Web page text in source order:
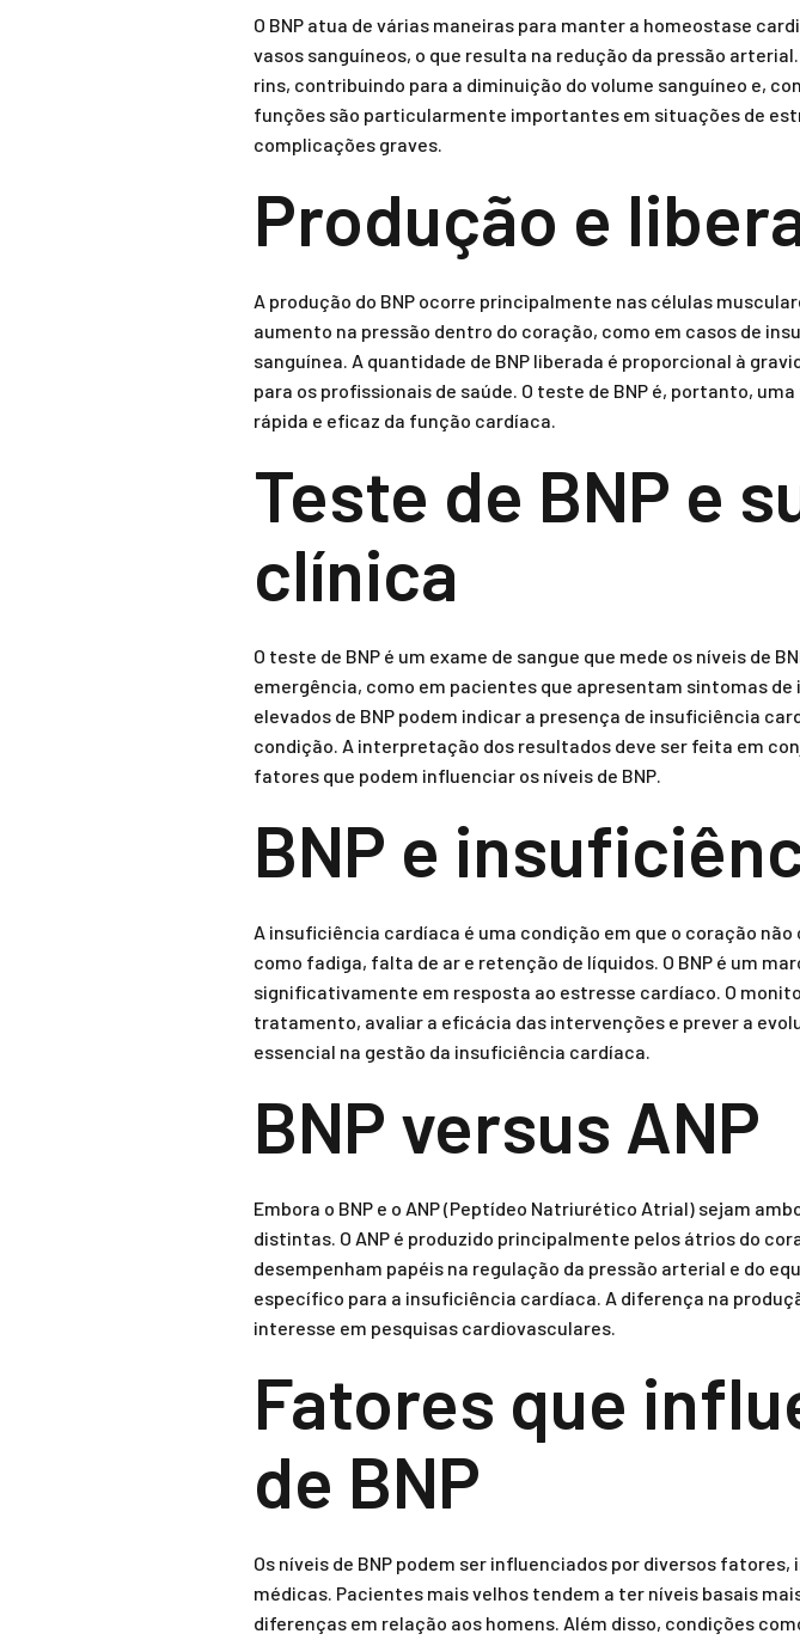
O BNP atua de várias maneiras para manter a homeostase
vasos sanguíneos, o que resulta na redução da pressão
rins, contribuindo para a diminuição do volume sanguíneo e,
funções são particularmente importantes em situações de
complicações graves.
Produção e
A produção do BNP ocorre principalmente nas células
aumento na pressão dentro do coração, como em casos de
sanguínea. A quantidade de BNP liberada é proporcional à
para os profissionais de saúde. O teste de BNP é, portanto,
rápida e eficaz da função cardíaca.
Teste de BNP e
clínica
O teste de BNP é um exame de sangue que mede os níveis de
emergência, como em pacientes que apresentam sintomas
elevados de BNP podem indicar a presença de insuficiência
condição. A interpretação dos resultados deve ser feita em
fatores que podem influenciar os níveis de BNP.
BNP e
A insuficiência cardíaca é uma condição em que o coração
como fadiga, falta de ar e retenção de líquidos. O BNP é um
significativamente em resposta ao estresse cardíaco. O
tratamento, avaliar a eficácia das intervenções e prever a
essencial na gestão da insuficiência cardíaca.
BNP versus ANP
Embora o BNP e o ANP (Peptídeo Natriurético Atrial) sejam
distintas. O ANP é produzido principalmente pelos átrios do
desempenham papéis na regulação da pressão arterial e do
específico para a insuficiência cardíaca. A diferença na
interesse em pesquisas cardiovasculares.
Fatores que
de BNP
Os níveis de BNP podem ser influenciados por diversos
médicas. Pacientes mais velhos tendem a ter níveis basais
diferenças em relação aos homens. Além disso, condições